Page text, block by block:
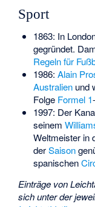
Sport
1863: In
gegründet.
Regeln für
1986: Alain
Australienund
Folge Formel 1
1997: Der
seinem
Weltmeister in
derSaison
spanischen
Einträge von
sich unter der